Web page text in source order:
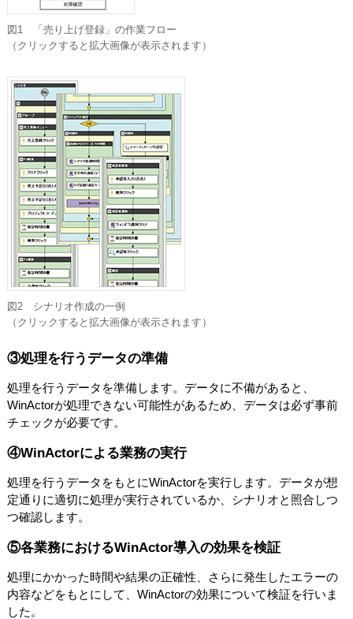
図1 「売り上げ登録」の作業フロー
（クリックすると拡大画像が表示されます）
図2 シナリオ作成の一例
（クリックすると拡大画像が表示されます）
③処理を行うデータの準備
処理を行うデータを準備します。データに不備があると、
WinActorが処理できない可能性があるため、データは必ず事前
チェックが必要です。
④WinActorによる業務の実行
処理を行うデータをもとにWinActorを実行します。データが想
定通りに適切に処理が実行されているか、シナリオと照合しつ
つ確認します。
⑤各業務におけるWinActor導入の効果を検証
処理にかかった時間や結果の正確性、さらに発生したエラーの
内容などをもとにして、WinActorの効果について検証を行いま
した。